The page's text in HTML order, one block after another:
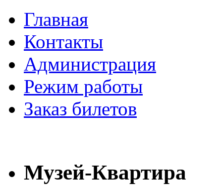
Главная
Контакты
Администрация
Режим работы
Заказ билетов
Музей-Квартира